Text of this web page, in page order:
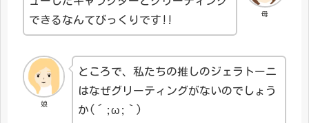
母
できるなんてびっくりです!!
娘
ところで、私たちの推しのジェラトーニ
はなぜグリーティングがないのでしょう
か(´;ω;｀)